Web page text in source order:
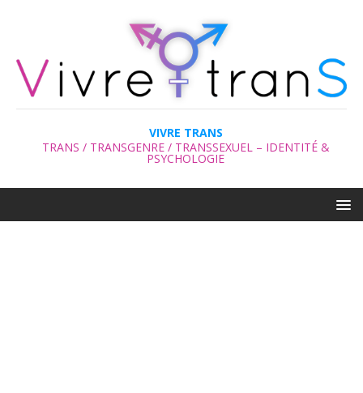
VIVRE TRANS
TRANS / TRANSGENRE / TRANSSEXUEL – IDENTITÉ &
PSYCHOLOGIE